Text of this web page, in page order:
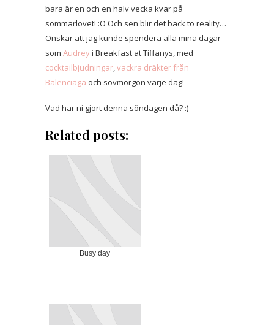
bara är en och en halv vecka kvar på
sommarlovet! :O Och sen blir det back to reality…
Önskar att jag kunde spendera alla mina dagar
som Audreyi Breakfast at Tiffanys, med
cocktailbjudningar,vackra dräkter från
Balenciaga och sovmorgon varje dag!
Vad har ni gjort denna söndagen då? :)
Related posts:
Busy day